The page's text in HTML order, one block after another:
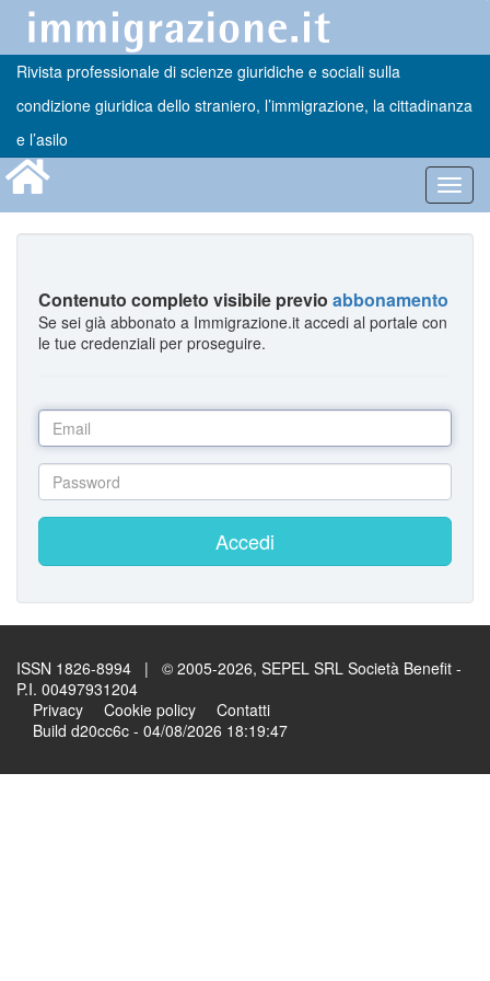
Rivista professionale di scienze giuridiche e sociali sulla
condizione giuridica dello straniero, l’immigrazione, la cittadinanza
e l’asilo
Contenuto completo visibile previo abbonamento
Se sei già abbonato a Immigrazione.it accedi al portale con
le tue credenziali per proseguire.
Accedi
ISSN 1826-8994 | © 2005-2026, SEPEL SRL Società Benefit -
P.I. 00497931204
Privacy
Cookie policy
Contatti
Build d20cc6c - 04/08/2026 18:19:47